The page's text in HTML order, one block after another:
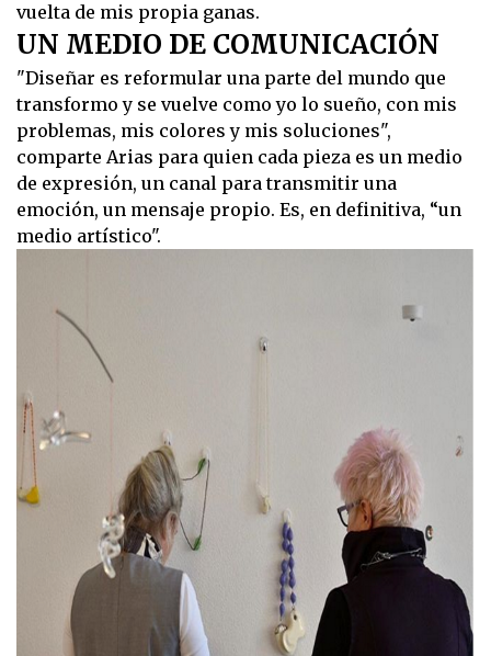
vuelta de mis propia ganas.
UN MEDIO DE COMUNICACIÓN
"Diseñar es reformular una parte del mundo que
transformo y se vuelve como yo lo sueño, con mis
problemas, mis colores y mis soluciones",
comparte Arias para quien cada pieza es un medio
de expresión, un canal para transmitir una
emoción, un mensaje propio. Es, en definitiva, “un
medio artístico".